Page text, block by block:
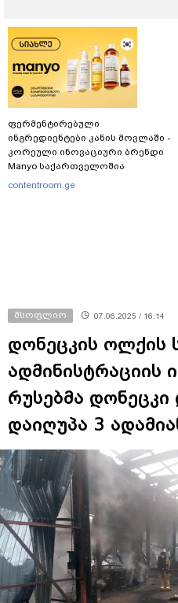
ფერმენტირებული
ინგრედიენტები კანის მოვლაში -
კორეული ინოვაციური ბრენდი
Manyo საქართველოშია
contentroom.ge
მსოფლიო 07.06.2025 / 16:14
დონეცკის ოლქის
ადმინისტრაციის
რუსებმა დონეცკი
დაიღუპა 3